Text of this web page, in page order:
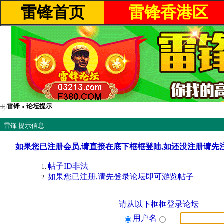
雷锋首页 雷锋香港区
雷锋 » 论坛提示
雷锋 提示信息
如果您已注册会员,请直接在底下框框登陆,如还没注册请先
帖子ID非法
如果您已注册,请先登录论坛即可游览帖子
请从以下框框登录论坛
用户名